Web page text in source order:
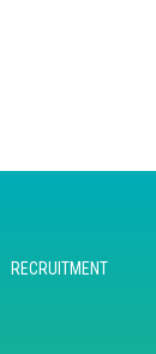
RECRUITMENT